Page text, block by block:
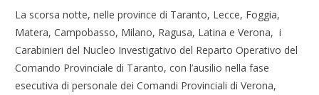
La scorsa notte, nelle province di Taranto, Lecce, Foggia,
Matera, Campobasso, Milano, Ragusa, Latina e Verona, i
Carabinieri del Nucleo Investigativo del Reparto Operativo del
Comando Provinciale di Taranto, con l’ausilio nella fase
esecutiva di personale dei Comandi Provinciali di Verona,